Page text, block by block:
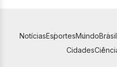
NotíciasEsportesMundoBrasil
Cidades